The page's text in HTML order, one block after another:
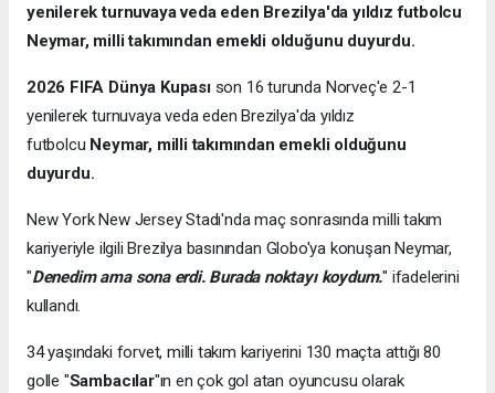
yenilerek turnuvaya veda eden Brezilya'da yıldız futbolcu
Neymar, milli takımından emekli olduğunu duyurdu.
2026 FIFA Dünya Kupasıson 16 turunda Norveç'e 2-1
yenilerek turnuvaya veda eden Brezilya'da yıldız
futbolcu Neymar, milli takımından emekli olduğunu
duyurdu.
New York New Jersey Stadı'nda maç sonrasında milli takım
kariyeriyle ilgili Brezilya basınından Globo'ya konuşan Neymar,
"Denedim ama sona erdi. Burada noktayı koydum." ifadelerini
kullandı.
34 yaşındaki forvet, milli takım kariyerini 130 maçta attığı 80
golle "Sambacılar"ın en çok gol atan oyuncusu olarak